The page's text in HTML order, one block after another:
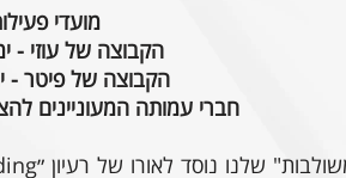
מועדי
הקבוצה של עוזי - ימי ג'
הקבוצה של פיטר - ימי ג'
חברי עמותה המעוניינים